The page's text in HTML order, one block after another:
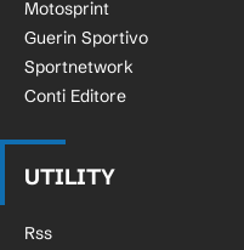
Motosprint
Guerin Sportivo
Sportnetwork
Conti Editore
UTILITY
Rss